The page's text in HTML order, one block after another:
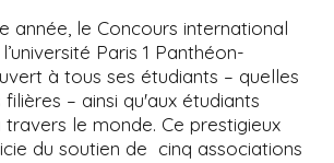
année, le Concours international
Paris 1 Panthéon-
à tous ses étudiants – quelles
– ainsi qu'aux étudiants
le monde. Ce prestigieux
du soutien de cinq associations